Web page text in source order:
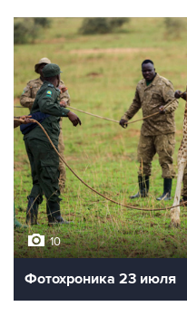
10
Фотохроника 23 июля